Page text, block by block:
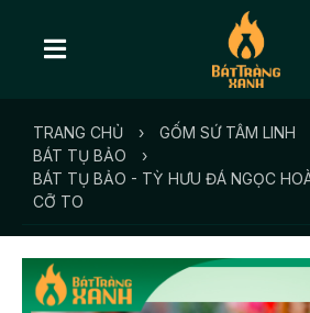
TRANG CHỦ › GỐM SỨ TÂM LINH
BÁT TỤ BẢO
›
BÁT TỤ BẢO - TỲ HƯU ĐÁ NGỌC
CỠ TO